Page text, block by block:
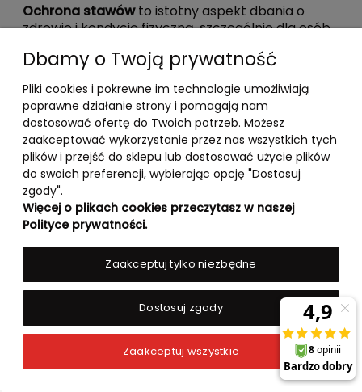
Ochrona stawówto istotny aspekt dbania o
zdrowie i kondycję fizyczną, szczególnie dla osób
Suple.pl oferuje szeroki wybór suplementów diety,
utrzymanie ich sprawnego funkcjonowania.
Suplementy poprawiające kondycję stawów i
ścięgien, chroniące przed kontuzjami oraz
łagodzące ból po intensywnym wysiłku fizycznym.
Warto również zwrócić uwagę na suplementy
wspierające zarówno zdrowie stawów, jak i pracę
mózgu, które mogą pomóc w poprawie
koncentracji i zmniejszeniu rozdrażnienia.
Zapisz się do newslettera,
aby otrzymywać informacje
nowościachipromocjach
w sklepie.
Dbamy o Twoją prywatność
Pliki cookies i pokrewne im technologie umożliwiają
poprawne działanie strony i pomagają nam
dostosować ofertę do Twoich potrzeb. Możesz
zaakceptować wykorzystanie przez nas wszystkich tych
plików i przejść do sklepu lub dostosować użycie plików
do swoich preferencji, wybierając opcję "Dostosuj
zgody".
Więcej o plikach cookies przeczytasz w naszej
Polityce prywatności.
Zaakceptuj tylko niezbędne
Dostosuj zgody
Zaakceptuj wszystkie